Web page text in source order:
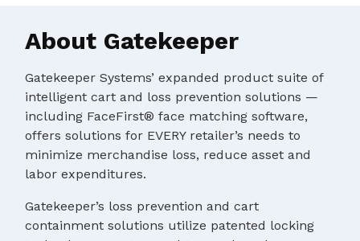
About Gatekeeper
Gatekeeper Systems’ expanded product suite of
intelligent cart and loss prevention solutions —
including FaceFirst® face matching software,
offers solutions for EVERY retailer’s needs to
minimize merchandise loss, reduce asset and
labor expenditures.
Gatekeeper’s loss prevention and cart
containment solutions utilize patented locking